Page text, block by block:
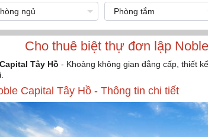
Cho thuê biệt thự đơn lập
Tây Hồ - Khoảng không gian đẳng cấp, thiết
Capital Tây Hồ - Thông tin chi tiết